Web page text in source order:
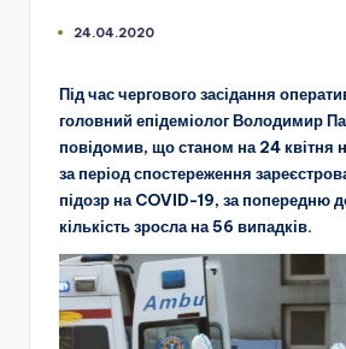
24.04.2020
Під час чергового засідання
головний епідеміолог Володимир
повідомив, що станом на 24 квітня
за період спостереження
підозр на COVID-19, за попередню
кількість зросла на 56 випадків.